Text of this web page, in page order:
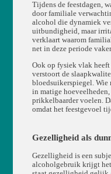
Tijdens de feestdagen,
door familiale
alcohol die dynamiek
uitbundigheid, maar
verklaart waarom
net in deze periode
Ook op fysiek vlak
verstoort de
bloedsuikerspiegel. Wie
in matige
prikkelbaarder voelen.
omdat het feestgevoel
Gezelligheid als
Gezelligheid is een
alcoholgebruik krijgt